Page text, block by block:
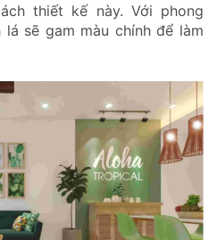
thiết kế này. Với phong
sẽ gam màu chính để làm